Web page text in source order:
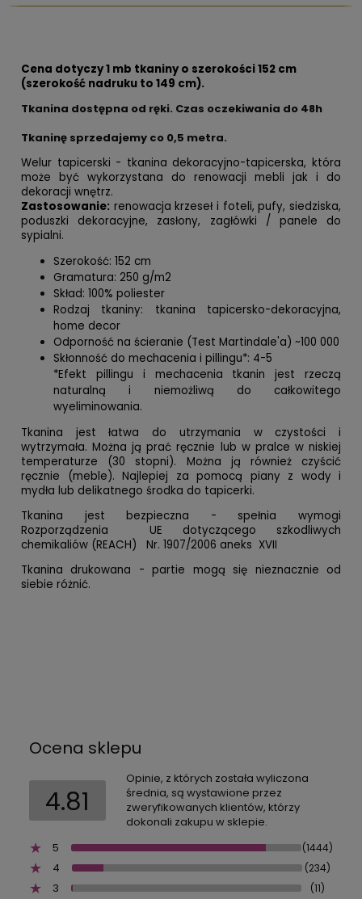
Cena dotyczy 1 mb tkaniny o szerokości 152 cm
(szerokość nadruku to 149 cm).
Tkanina dostępna od ręki. Czas oczekiwania do 48h
Tkaninę sprzedajemy co 0,5 metra.
Welur tapicerski - tkanina dekoracyjno-tapicerska, która
może być wykorzystana do renowacji mebli jak i do
dekoracji wnętrz.
Zastosowanie: renowacja krzeseł i foteli, pufy, siedziska,
poduszki dekoracyjne, zasłony, zagłówki / panele do
sypialni.
Szerokość: 152 cm
Gramatura: 250 g/m2
Skład: 100% poliester
Rodzaj tkaniny: tkanina tapicersko-dekoracyjna,
home decor
Odporność na ścieranie (Test Martindale'a) ~100 000
Skłonność do mechacenia i pillingu*: 4-5
*Efekt pillingu i mechacenia tkanin jest rzeczą
naturalną i niemożliwą do całkowitego
wyeliminowania.
Tkanina jest łatwa do utrzymania w czystości i
wytrzymała. Można ją prać ręcznie lub w pralce w niskiej
temperaturze (30 stopni). Można ją również czyścić
ręcznie (meble). Najlepiej za pomocą piany z wody i
mydła lub delikatnego środka do tapicerki.
Tkanina jest bezpieczna - spełnia wymogi
Rozporządzenia UE dotyczącego szkodliwych
chemikaliów (REACH) Nr. 1907/2006 aneks XVII
Tkanina drukowana - partie mogą się nieznacznie od
siebie różnić.
Ocena sklepu
4.81
Opinie, z których została wyliczona
średnia, są wystawione przez
zweryfikowanych klientów, którzy
dokonali zakupu w sklepie.
5
(1444)
4 (234)
3 (11)